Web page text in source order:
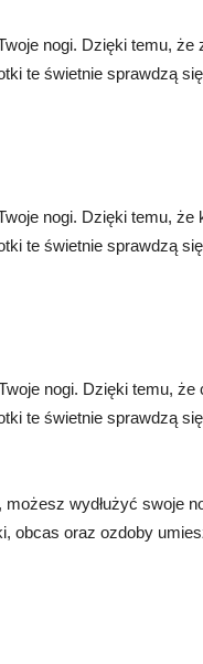
nogi. Dzięki temu,
te świetnie sprawdzą
nogi. Dzięki temu,
te świetnie sprawdzą
nogi. Dzięki temu,
te świetnie sprawdzą
wydłużyć swoje
obcas oraz ozdoby